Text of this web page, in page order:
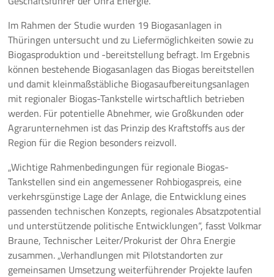
Im Rahmen der Studie wurden 19 Biogasanlagen in
Thüringen untersucht und zu Liefermöglichkeiten sowie zu
Biogasproduktion und -bereitstellung befragt. Im Ergebnis
können bestehende Biogasanlagen das Biogas bereitstellen
und damit kleinmaßstäbliche Biogasaufbereitungsanlagen
mit regionaler Biogas-Tankstelle wirtschaftlich betrieben
werden. Für potentielle Abnehmer, wie Großkunden oder
Agrarunternehmen ist das Prinzip des Kraftstoffs aus der
Region für die Region besonders reizvoll.
„Wichtige Rahmenbedingungen für regionale Biogas-
Tankstellen sind ein angemessener Rohbiogaspreis, eine
verkehrsgünstige Lage der Anlage, die Entwicklung eines
passenden technischen Konzepts, regionales Absatzpotential
und unterstützende politische Entwicklungen“, fasst Volkmar
Braune, Technischer Leiter/Prokurist der Ohra Energie
zusammen. „Verhandlungen mit Pilotstandorten zur
gemeinsamen Umsetzung weiterführender Projekte laufen